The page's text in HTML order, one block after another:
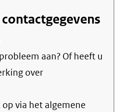
aan? Of heeft u
over
via het algemene